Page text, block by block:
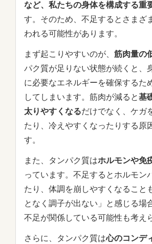
など、私たちの身体を構成する重
す。そのため、不足するとさまざ
われる可能性があります。
まず起こりやすいのが、 筋肉量の
パク質が足りない状態が続くと、
に必要なエネルギーを確保するた
してしまいます。筋肉が減ると基
太りやすくなるだけでなく、ケガ
たり、冷えやすくなったりする原
す。
また、タンパク質はホルモンや免
っています。不足するとホルモン
たり、体調を崩しやすくなること
となく調子が出ない」と感じる場
不足が関係している可能性も考え
さらに、タンパク質は心のコンデ